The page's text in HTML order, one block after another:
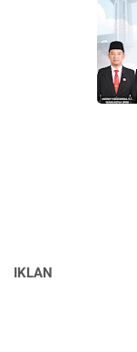
IKLAN